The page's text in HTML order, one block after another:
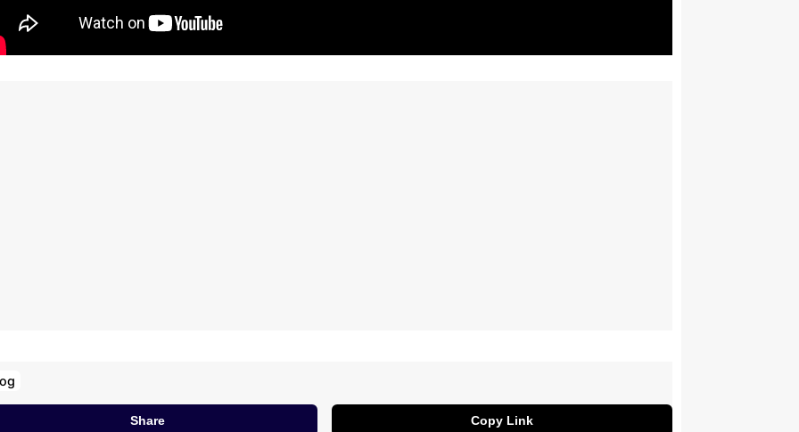
.= ' ';
.= $_title[$i];
Share Copy Link